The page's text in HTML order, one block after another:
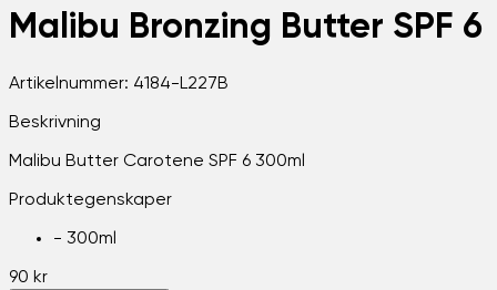
Malibu Bronzing Butter SPF 6
Artikelnummer: 4184-L227B
Beskrivning
Malibu Butter Carotene SPF 6 300ml
Produktegenskaper
- 300ml
90 kr